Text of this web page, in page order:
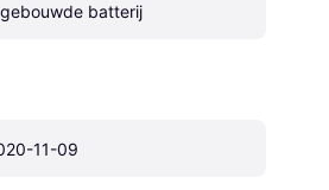
batterij
11-09